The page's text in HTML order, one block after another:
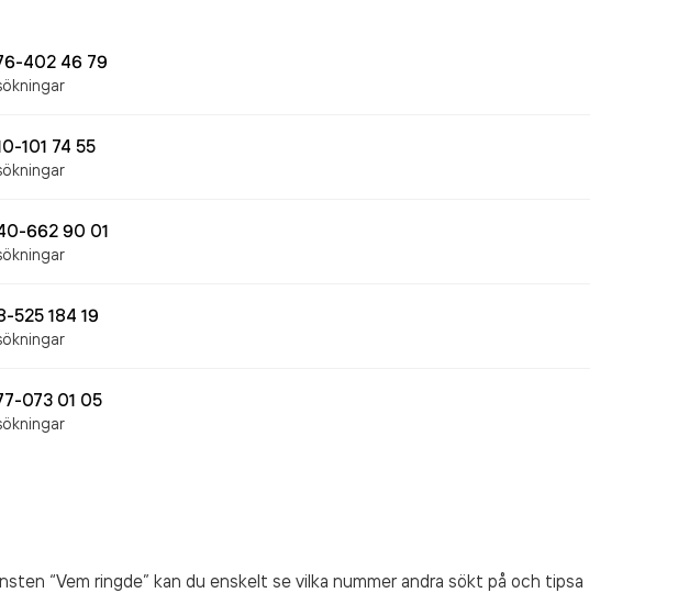
402 46 79
101 74 55
662 90 01
525 184 19
073 01 05
“Vem ringde” kan du enskelt se vilka nummer andra sökt på och tipsa